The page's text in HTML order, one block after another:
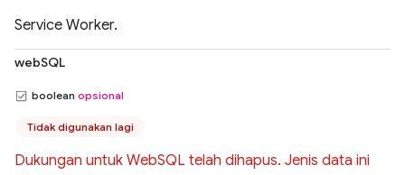
Service Worker.
webSQL
boolean opsional
Tidak digunakan lagi
Dukungan untuk WebSQL telah dihapus. Jenis data ini